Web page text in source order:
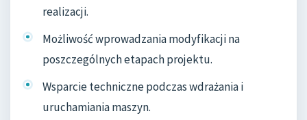
realizacji.
Możliwość wprowadzania modyfikacji na
poszczególnych etapach projektu.
Wsparcie techniczne podczas wdrażania i
uruchamiania maszyn.